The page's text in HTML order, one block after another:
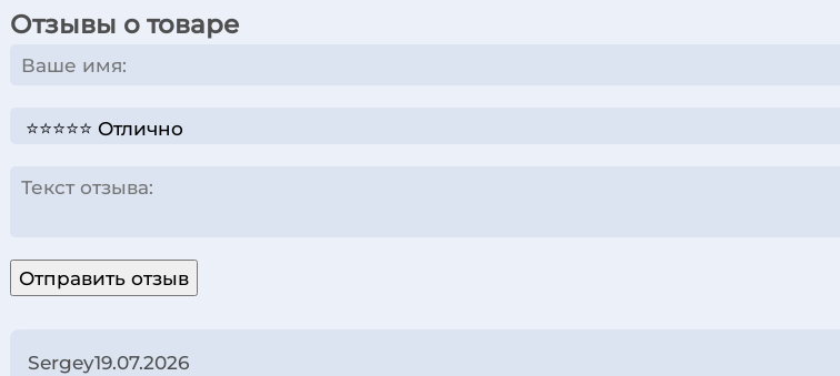
Отзывы о товаре
Отправить отзыв
Sergey19.07.2026